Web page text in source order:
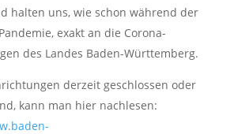
halten uns, wie schon während der
exakt an die Corona-
des Landes Baden-Württemberg.
derzeit geschlossen oder
kann man hier nachlesen: